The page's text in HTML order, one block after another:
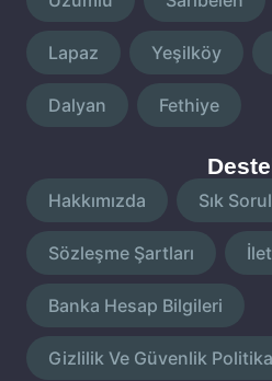
Lapaz Yeşilköy
Dalyan Fethiye
Hakkımızda Sık
Sözleşme Şartları
Banka Hesap Bilgileri
Gizlilik Ve Güvenlik